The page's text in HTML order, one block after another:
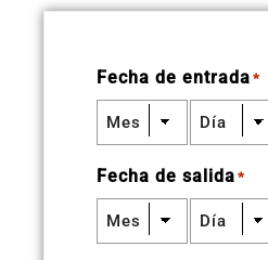
Fecha de entrada *
Fecha de salida *